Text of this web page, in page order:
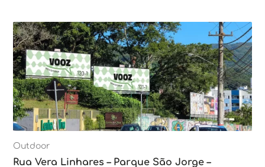
Outdoor
Rua Vera Linhares – Parque São Jorge –